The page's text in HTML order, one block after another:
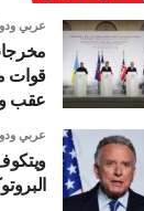
عربي
قوات
عقب
عربي